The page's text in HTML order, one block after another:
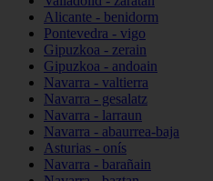
Alicante - benidorm
Pontevedra - vigo
Gipuzkoa - zerain
Gipuzkoa - andoain
Navarra - valtierra
Navarra - gesalatz
Navarra - larraun
Navarra - abaurrea-baja
Asturias - onís
Navarra - barañain